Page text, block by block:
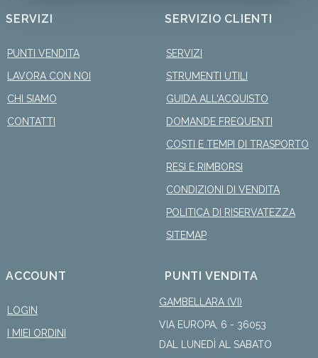
SERVIZI
PUNTI VENDITA
LAVORA CON NOI
CHI SIAMO
CONTATTI
SERVIZIO CLIENTI
SERVIZI
STRUMENTI UTILI
GUIDA ALL'ACQUISTO
DOMANDE FREQUENTI
COSTI E TEMPI DI TRASPORTO
RESI E RIMBORSI
CONDIZIONI DI VENDITA
POLITICA DI RISERVATEZZA
SITEMAP
ACCOUNT
LOGIN
I MIEI ORDINI
PUNTI VENDITA
GAMBELLARA (VI)
VIA EUROPA, 6 - 36053
DAL LUNEDÌ AL SABATO